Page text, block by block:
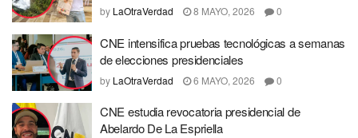
by LaOtraVerdad 8 MAYO, 2026 0
CNE intensifica pruebas tecnológicas a semanas
de elecciones presidenciales
by LaOtraVerdad 6 MAYO, 2026 0
CNE estudia revocatoria presidencial de
Abelardo De La Espriella